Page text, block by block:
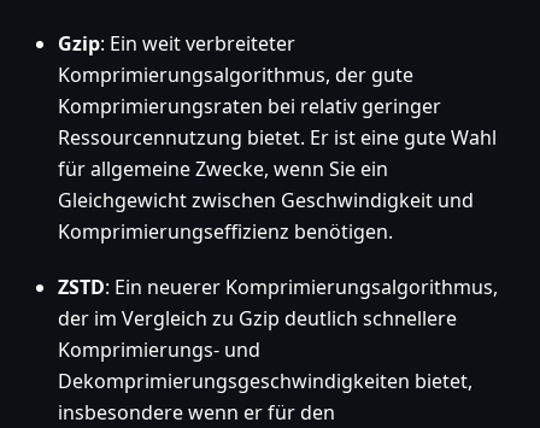
Gzip: Ein weit verbreiteter
Komprimierungsalgorithmus, der gute
Komprimierungsraten bei relativ geringer
Ressourcennutzung bietet. Er ist eine gute Wahl
für allgemeine Zwecke, wenn Sie ein
Gleichgewicht zwischen Geschwindigkeit und
Komprimierungseffizienz benötigen.
ZSTD: Ein neuerer Komprimierungsalgorithmus,
der im Vergleich zu Gzip deutlich schnellere
Komprimierungs- und
Dekomprimierungsgeschwindigkeiten bietet,
insbesondere wenn er für den